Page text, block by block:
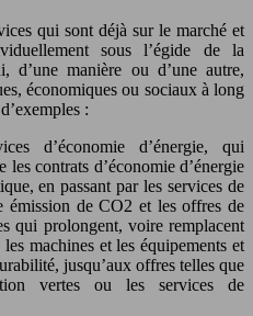
qui sont déjà sur le marché et
sous l’égide de la
d’une manière ou d’une autre,
économiques ou sociaux à long
:
d’économie d’énergie, qui
les contrats d’économie d’énergie
en passant par les services de
émission de CO2 et les offres de
qui prolongent, voire remplacent
machines et les équipements et
jusqu’aux offres telles que
vertes ou les services de